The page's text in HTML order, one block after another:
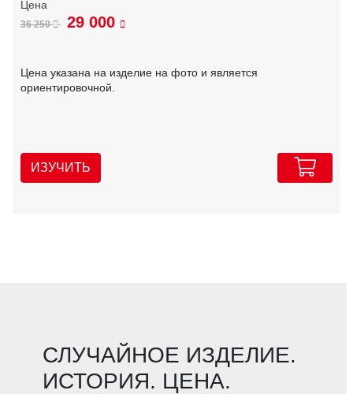
36 250 29 000
Цена указана на изделие на фото и является
ориентировочной.
ИЗУЧИТЬ
СЛУЧАЙНОЕ ИЗДЕЛИЕ.
ИСТОРИЯ. ЦЕНА.